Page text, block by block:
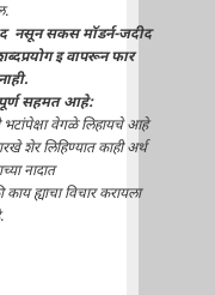
नसून सकस मॉडर्न-जदीद
इ वापरून फार
पूर्ण सहमत आहे:
वेगळे लिहायचे आहे
शेर लिहिण्यात काही अर्थ
नादात
ह्याचा विचार करायला